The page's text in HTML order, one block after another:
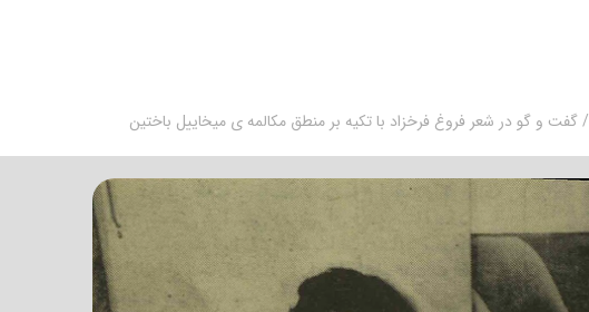
/ گفت و گو در شعر فروغ فرخزاد با تکیه بر منطق مکالمه ی میخاییل باختین